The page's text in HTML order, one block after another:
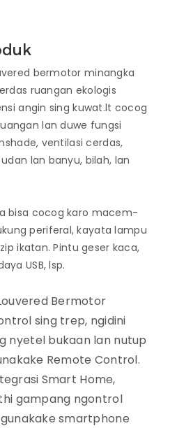
bermotor minangka
ruangan ekologis
angin sing kuwat.lt cocog
lan duwe fungsi
ventilasi cerdas,
lan banyu, bilah, lan
bisa cocog karo macem-
periferal, kayata lampu
ikatan. Pintu geser kaca,
USB, lsp.
Bermotor
sing trep, ngidini
nyetel bukaan lan nutup
Remote Control.
Smart Home,
gampang ngontrol
smartphone